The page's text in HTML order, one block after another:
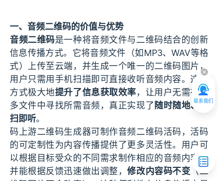
联系我们
一、音频二维码的价值与优势
音频二维码是一种将音频文件与二维码结合的创新
信息传播方式。它将音频文件（如MP3、WAV等格
式）上传至云端，并生成一个唯一的二维码图片，
用户只需用手机扫描即可直接收听音频内容。这种
方式极大地提升了信息获取效率，让用户无需在众
多文件中寻找所需音频，真正实现了 随时随地、即
扫即听。
码上游二维码生成器可制作音频二维码活码，活码
的可定制性为内容传播提供了更多灵活性。用户可
以根据目标受众的不同需求制作相应的音频内容，
并能根据反馈迅速做出调整，修改内容码不变 （二